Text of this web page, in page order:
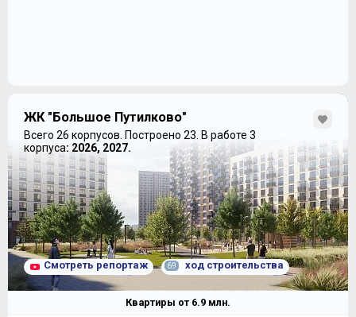
ЖК "Большое Путилково"
Всего 26 корпусов. Построено 23. В работе 3
корпуса: 2026, 2027.
Смотреть репортаж 69 ход строительства
Квартиры от 6.9 млн.